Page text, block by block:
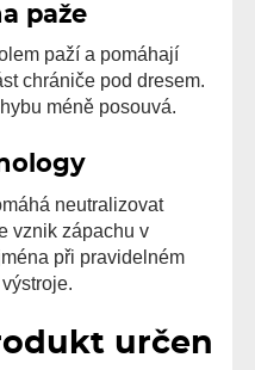
paže
paží a pomáhají
chrániče pod dresem.
méně posouvá.
neutralizovat
vznik zápachu v
při pravidelném
určen